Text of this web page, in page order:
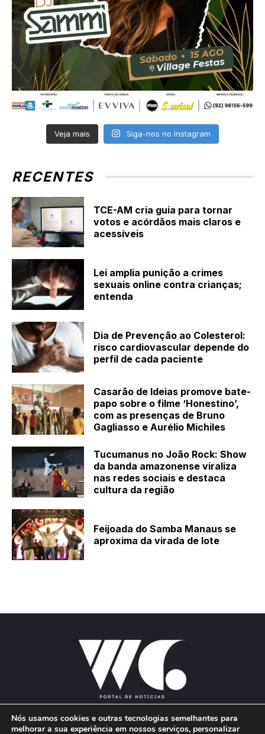
Veja mais Siga-nos no Instagram
RECENTES
TCE-AM cria guia para tornar
votos e acórdãos mais claros e
acessíveis
Lei amplia punição a crimes
sexuais online contra crianças;
entenda
Dia de Prevenção ao Colesterol:
risco cardiovascular depende do
perfil de cada paciente
Casarão de Ideias promove bate-
papo sobre o filme ‘Honestino’,
com as presenças de Bruno
Gagliasso e Aurélio Michiles
Tucumanus no João Rock: Show
da banda amazonense viraliza
nas redes sociais e destaca
cultura da região
Feijoada do Samba Manaus se
aproxima da virada de lote
Nós usamos cookies e outras tecnologias semelhantes para
melhorar a sua experiência em nossos serviços, personalizar